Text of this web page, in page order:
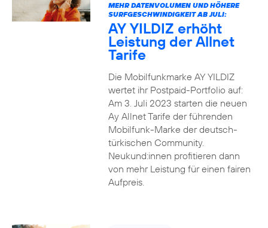
MEHR DATENVOLUMEN UND HÖHERE
SURFGESCHWINDIGKEIT AB JULI:
AY YILDIZ erhöht
Leistung der Allnet
Tarife
Die Mobilfunkmarke AY YILDIZ
wertet ihr Postpaid-Portfolio auf:
Am 3. Juli 2023 starten die neuen
Ay Allnet Tarife der führenden
Mobilfunk-Marke der deutsch-
türkischen Community.
Neukund:innen profitieren dann
von mehr Leistung für einen fairen
Aufpreis.